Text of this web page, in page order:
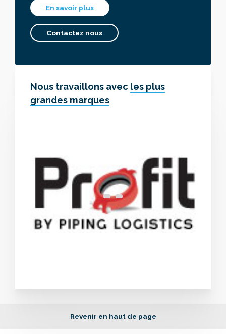
En savoir plus
Contactez nous
Nous travaillons avec les plus
grandes marques
Revenir en haut de page